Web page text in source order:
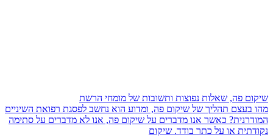
שיקום פה, שאלות נפוצות ותשובות של מומחי הרשת
מהו בעצם תהליך של שיקום פה, ומדוע הוא נחשב לפסגת רפואת השיניים
המודרנית? כאשר אנו מדברים על שיקום פה, אנו לא מדברים על סתימה
נקודתית או על כתר בודד. שיקום